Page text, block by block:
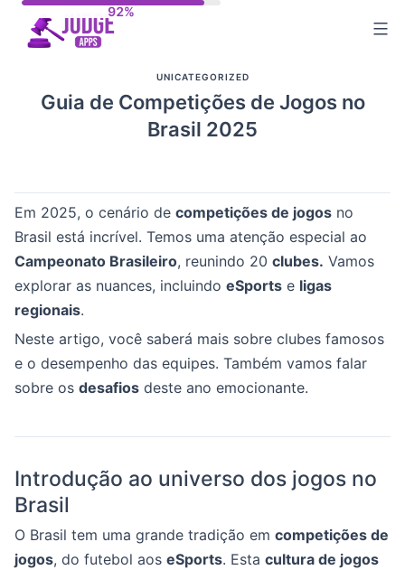
UNICATEGORIZED
Guia de Competições de Jogos no
Brasil 2025
Em 2025, o cenário de competições de jogos no
Brasil está incrível. Temos uma atenção especial ao
Campeonato Brasileiro, reunindo 20 clubes. Vamos
explorar as nuances, incluindo eSports e ligas
regionais.
Neste artigo, você saberá mais sobre clubes famosos
e o desempenho das equipes. Também vamos falar
sobre os desafios deste ano emocionante.
Introdução ao universo dos jogos no
Brasil
O Brasil tem uma grande tradição em competições de
jogos, do futebol aos eSports. Esta cultura de jogos